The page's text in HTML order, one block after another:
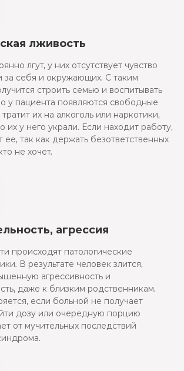
лживость
лгут, у них отсутствует чувство
за себя и окружающих. С таким
строить семью и воспитывать
у пациента появляются свободные
их на алкоголь или наркотики,
их у него украли. Если находит работу,
ее, так как держать безответственных
не хочет.
агрессия
происходят патологические
В результате человек злится,
агрессивность и
даже к близким родственникам.
если больной не получает
дозу или очередную порцию
от мучительных последствий